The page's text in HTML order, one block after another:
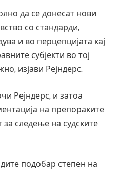
да се донесат нови
со стандарди,
и во перцепцијата кај
субјекти во тој
изјави Рејндерс.
Рејндерс, и затоа
на препораките
за следење на судските
подобар степен на